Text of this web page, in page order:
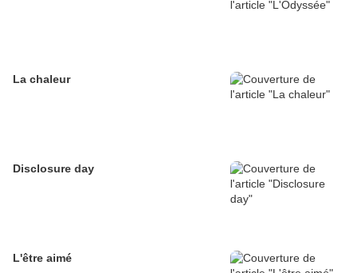
La chaleur
Disclosure day
L'être aimé